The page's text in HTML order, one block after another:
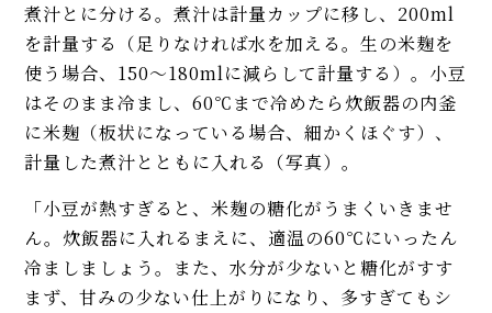
煮汁とに分ける。煮汁は計量カップに移し、200ml
を計量する（足りなければ水を加える。生の米麹を
使う場合、150～180mlに減らして計量する）。小豆
はそのまま冷まし、60℃まで冷めたら炊飯器の内釜
に米麹（板状になっている場合、細かくほぐす）、
計量した煮汁とともに入れる（写真）。
「小豆が熱すぎると、米麹の糖化がうまくいきませ
ん。炊飯器に入れるまえに、適温の60℃にいったん
冷ましましょう。また、水分が少ないと糖化がすす
まず、甘みの少ない仕上がりになり、多すぎてもシ